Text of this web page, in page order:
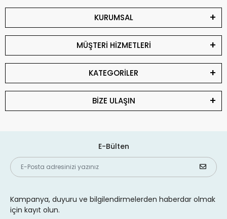
KURUMSAL
MÜŞTERİ HİZMETLERİ
KATEGORİLER
BİZE ULAŞIN
E-Bülten
Kampanya, duyuru ve bilgilendirmelerden haberdar olmak
için kayıt olun.